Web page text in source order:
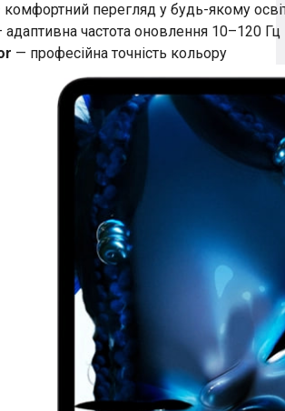
перегляд у будь-якому
адаптивна частота оновлення 10–120 Гц
— професійна точність кольору